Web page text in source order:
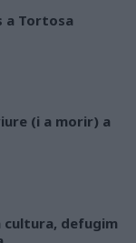
a Tortosa
(i a morir) a
cultura, defugim